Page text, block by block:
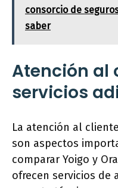
consorcio de
saber
Atención al
servicios
La atención al
son aspectos
comparar Yoigo y
ofrecen servicios de